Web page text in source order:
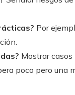
Por
Mostrar
poco pero una